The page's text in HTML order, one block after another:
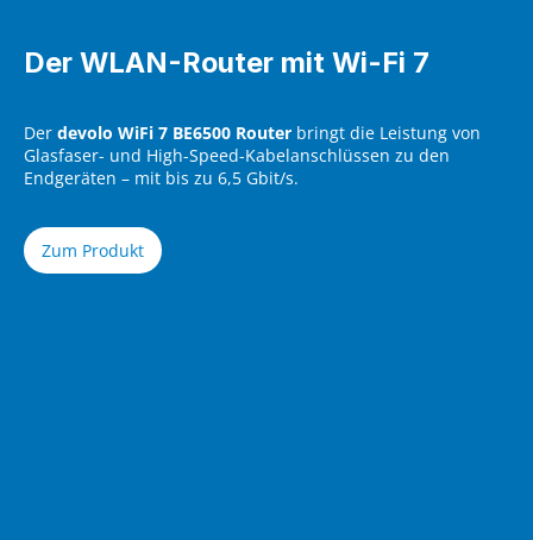
Der WLAN-Router mit Wi-Fi 7
Der devolo WiFi 7 BE6500 Router bringt die Leistung von
Glasfaser- und High-Speed-Kabelanschlüssen zu den
Endgeräten – mit bis zu 6,5 Gbit/s.
Zum Produkt